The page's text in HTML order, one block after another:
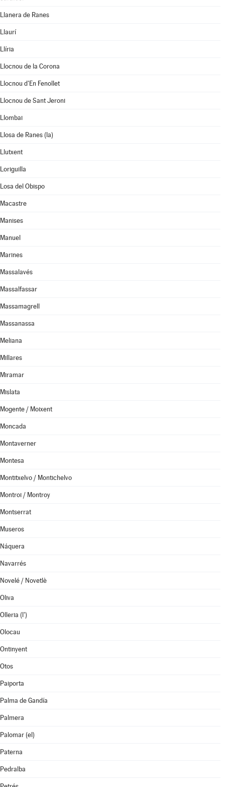
Llanera de Ranes
Llaurí
Llíria
Llocnou de la Corona
Llocnou d'En Fenollet
Llocnou de Sant Jeroni
Llombai
Llosa de Ranes (la)
Llutxent
Loriguilla
Losa del Obispo
Macastre
Manises
Manuel
Marines
Massalavés
Massalfassar
Massamagrell
Massanassa
Meliana
Millares
Miramar
Mislata
Mogente / Moixent
Moncada
Montaverner
Montesa
Montitxelvo / Montichelvo
Montroi / Montroy
Montserrat
Museros
Náquera
Navarrés
Novelé / Novetlè
Oliva
Olleria (l')
Olocau
Ontinyent
Otos
Paiporta
Palma de Gandía
Palmera
Palomar (el)
Paterna
Pedralba